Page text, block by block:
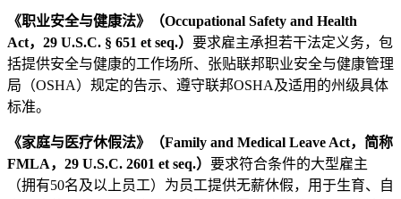
《职业安全与健康法》（Occupational Safety and Health
Act，29 U.S.C. § 651 et seq.） 要求雇主承担若干法定义务，包
括提供安全与健康的工作场所、张贴联邦职业安全与健康管理
局（OSHA）规定的告示、遵守联邦OSHA及适用的州级具体
标准。
《家庭与医疗休假法》（Family and Medical Leave Act，简称
FMLA，29 U.S.C. 2601 et seq.） 要求符合条件的大型雇主
（拥有50名及以上员工）为员工提供无薪休假，用于生育、自